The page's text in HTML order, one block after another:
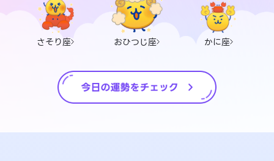
さそり座 おひつじ座 かに座